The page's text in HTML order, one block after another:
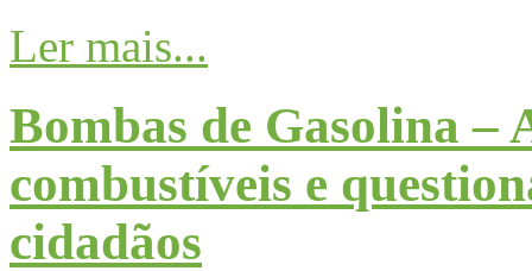
Ler mais...
Bombas de Gasolina –
combustíveis e
cidadãos